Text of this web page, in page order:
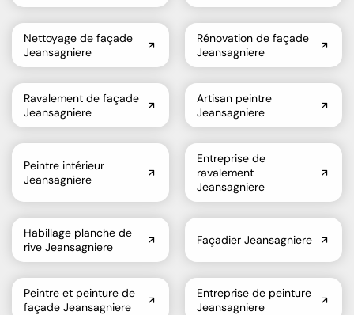
Nettoyage de façade
Jeansagniere
Rénovation de façade
Jeansagniere
Ravalement de façade
Jeansagniere
Artisan peintre
Jeansagniere
Peintre intérieur
Jeansagniere
Entreprise de
ravalement
Jeansagniere
Habillage planche de
rive Jeansagniere
Façadier Jeansagniere
Peintre et peinture de
façade Jeansagniere
Entreprise de peinture
Jeansagniere